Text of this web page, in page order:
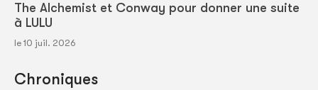
The Alchemist et Conway pour donner une suite
à LULU
le 10 juil. 2026
Chroniques